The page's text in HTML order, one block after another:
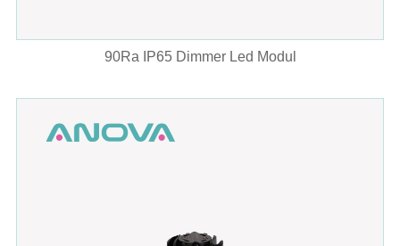
90Ra IP65 Dimmer Led Modul